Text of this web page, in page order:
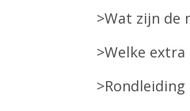
>Wat zijn de
>Welke